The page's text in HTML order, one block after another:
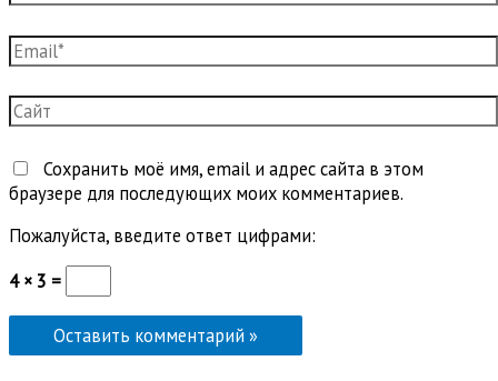
Email*
Сайт
Сохранить моё имя, email и адрес сайта в этом
браузере для последующих моих комментариев.
Пожалуйста, введите ответ цифрами:
4 × 3 =